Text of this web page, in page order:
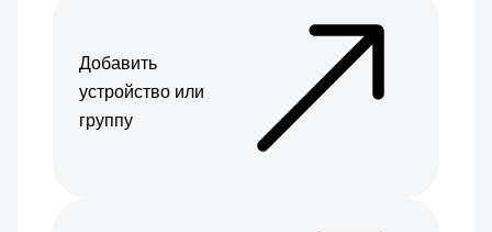
Добавить
устройство или
группу